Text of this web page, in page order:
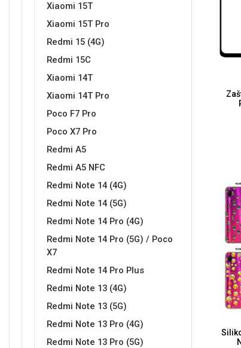
Xiaomi 15T
Xiaomi 15T Pro
Redmi 15 (4G)
Redmi 15C
Xiaomi 14T
Xiaomi 14T Pro
Poco F7 Pro
Poco X7 Pro
Redmi A5
Redmi A5 NFC
Redmi Note 14 (4G)
Redmi Note 14 (5G)
Redmi Note 14 Pro (4G)
Redmi Note 14 Pro (5G) / Poco
X7
Redmi Note 14 Pro Plus
Redmi Note 13 (4G)
Redmi Note 13 (5G)
Redmi Note 13 Pro (4G)
Redmi Note 13 Pro (5G)
Životinjsko carstvo
Svemirska kolekcija
Love motivi I Need Some Space
Preklopne maskice